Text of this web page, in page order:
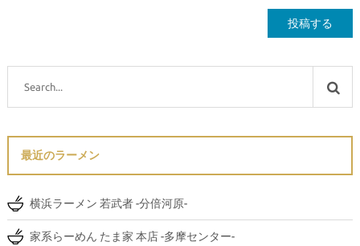
最近のラーメン
横浜ラーメン 若武者 -分倍河原-
家系らーめん たま家 本店 -多摩センター-